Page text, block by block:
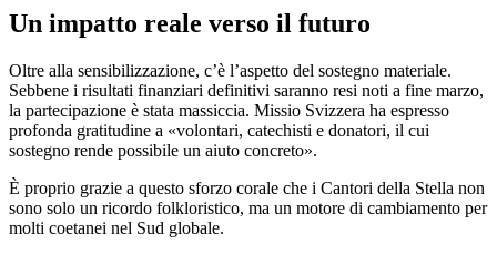
Un impatto reale verso il futuro
Oltre alla sensibilizzazione, c’è l’aspetto del sostegno materiale.
Sebbene i risultati finanziari definitivi saranno resi noti a fine marzo,
la partecipazione è stata massiccia. Missio Svizzera ha espresso
profonda gratitudine a «volontari, catechisti e donatori, il cui
sostegno rende possibile un aiuto concreto».
È proprio grazie a questo sforzo corale che i Cantori della Stella non
sono solo un ricordo folkloristico, ma un motore di cambiamento per
molti coetanei nel Sud globale.